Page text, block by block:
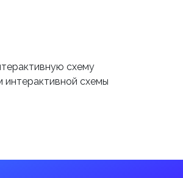
схему
интерактивной схемы